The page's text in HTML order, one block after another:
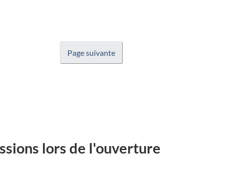
Page suivante
lors de l'ouverture